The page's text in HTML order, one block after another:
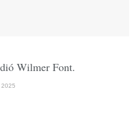
Wilmer Font.